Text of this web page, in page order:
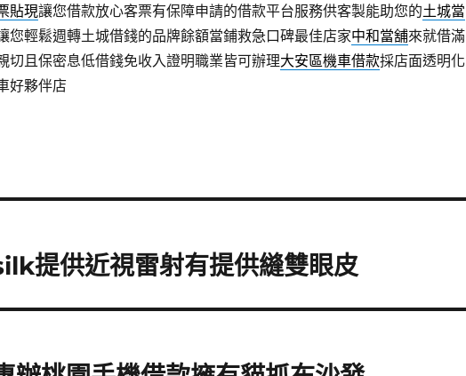
貼現讓您借款放心客票有保障申請的借款平台服務供客製能助您的土城當
您輕鬆週轉土城借錢的品牌餘額當鋪救急口碑最佳店家中和當舖來就借滿
切且保密息低借錢免收入證明職業皆可辦理大安區機車借款採店面透明化
好夥伴店
提供近視雷射有提供縫雙眼皮